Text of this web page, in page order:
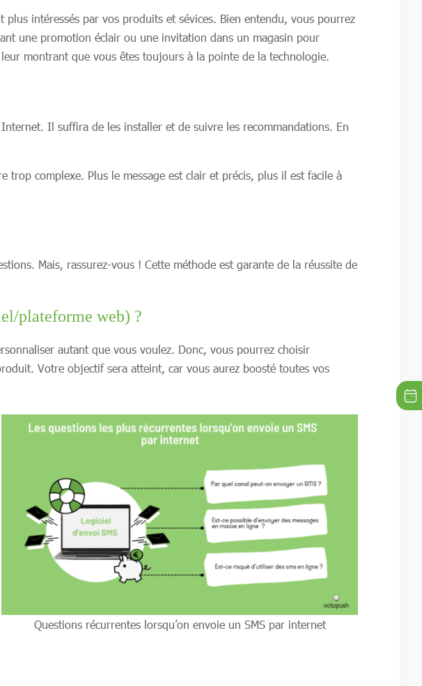
intéressés par vos produits et sévices. Bien entendu, vous pourrez
une promotion éclair ou une invitation dans un magasin pour
montrant que vous êtes toujours à la pointe de la technologie.
Il suffira de les installer et de suivre les recommandations. En
trop complexe. Plus le message est clair et précis, plus il est facile à
Mais, rassurez-vous ! Cette méthode est garante de la réussite de
plateforme web) ?
autant que vous voulez. Donc, vous pourrez choisir
Votre objectif sera atteint, car vous aurez boosté toutes vos
Questions récurrentes lorsqu’on envoie un SMS par internet